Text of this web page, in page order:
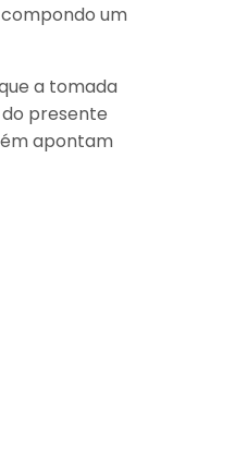
um
a tomada
presente
apontam